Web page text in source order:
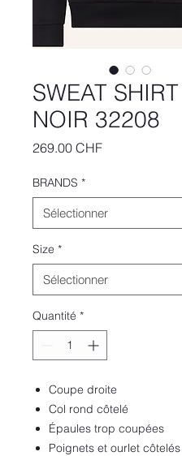
SWEAT SHIRT
NOIR 32208
269.00 CHFPrix
BRANDS *
Size *
Quantité *
Coupe droite
Col rond côtelé
Épaules trop coupées
Poignets et ourlet côtelés